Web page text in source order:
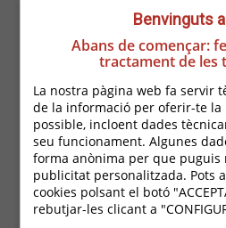
Construccions
Equipament LLar
Establiments Alimentació
Formació i Ocupació
Hostaleria
Indústria i Distribució
Informàtica i Comunicació
Instal.lacions i Manteniment
Moda i Complements
Altres Complements
Benvinguts
Abans de començar:
tractament de les
La nostra pàgina web fa servir
de la informació per oferir-te
possible, incloent dades
seu funcionament. Algunes
forma anònima per que puguis
publicitat personalitzada. Pots
cookies polsant el botó
rebutjar-les clicant a